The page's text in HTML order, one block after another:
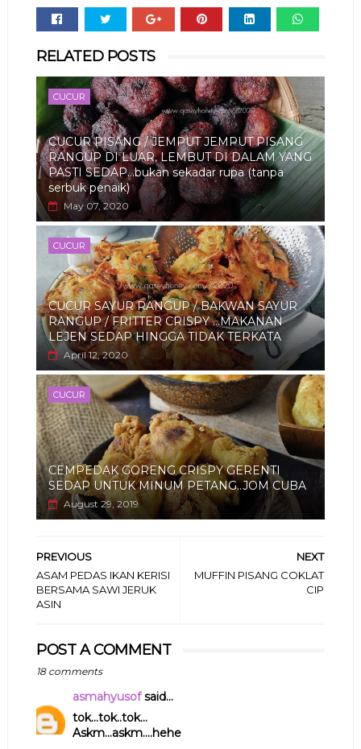
RELATED POSTS
CUCUR
CUCUR PISANG / JEMPUT JEMPUT PISANG
RANGUP DI LUAR, LEMBUT DI DALAM YANG
PASTI SEDAP...bukan sekadar rupa (tanpa
serbuk penaik)
May 07, 2020
CUCUR
CUCUR SAYUR RANGUP / BAKWAN SAYUR
RANGUP / FRITTER CRISPY ...MAKANAN
LEJEN SEDAP HINGGA TIDAK TERKATA
April 12, 2020
CUCUR
CEMPEDAK GORENG CRISPY GERENTI
SEDAP UNTUK MINUM PETANG..JOM CUBA
August 29, 2019
NEXT
MUFFIN PISANG COKLAT
CIP
PREVIOUS
ASAM PEDAS IKAN KERISI
BERSAMA SAWI JERUK
ASIN
POST A COMMENT
18 comments
asmahyusofsaid...
tok...tok..tok...
Askm...askm....hehe